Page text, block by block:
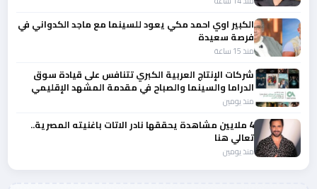
الكبير اوي احمد مكي يعود للسينما مع ماجد الكدواني في
فرصة سعيدة
منذ 15 ساعة
شركات الإنتاج العربية الكبري تتنافس على قيادة سوق
الدراما والسينما والصباح في مقدمة المشهد الإقليمي
منذ يومين
4 ملايين مشاهدة يحققها نادر الاتات باغنيته المصرية..
تعالي هنا
منذ يومين